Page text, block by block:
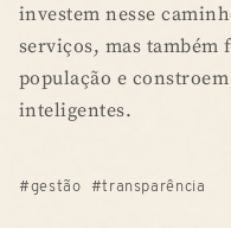
investem nesse
serviços, mas também
população e
inteligentes.
gestão transparência